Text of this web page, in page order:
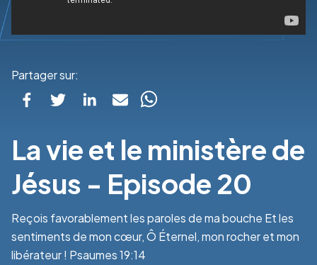
Partager sur:
La vie et le ministère de
Jésus - Episode 20
Reçois favorablement les paroles de ma bouche Et les
sentiments de mon cœur, Ô Éternel, mon rocher et mon
libérateur ! Psaumes 19:14